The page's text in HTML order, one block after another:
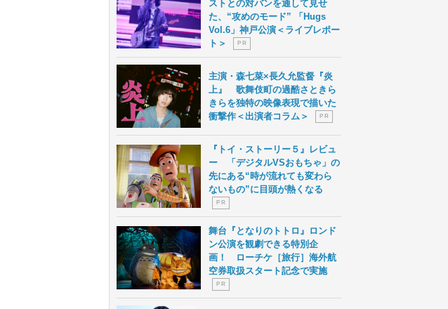
ストとの対バンを通して見せ
た、“攻めのモード” 「Hugs
Vol.6」神戸公演＜ライブレポー
ト＞
P R
主演・森七菜×長久允監督『炎
上』 歌舞伎町の過酷さときら
きらを独特の映像表現で描いた
衝撃作＜出演者コラム＞
P R
『トイ・ストーリー５』レビュ
ー 「デジタルVSおもちゃ」の
先にある“時が流れても変わら
ないもの”に目頭が熱くなる
P R
舞台『となりのトトロ』ロンド
ン公演を観劇できる特別企
画！ ローチケ［旅行］海外航
空券取扱スタート記念で実施
P R